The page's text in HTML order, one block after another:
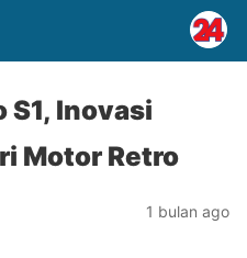
S1, Inovasi
Motor Retro
1 bulan ago